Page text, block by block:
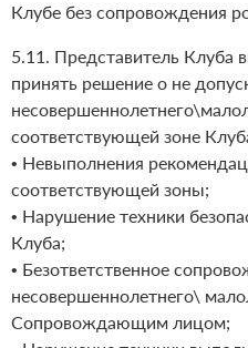
Клубе без сопровождения
5.11. Представитель Клуба
принять решение о не
соответствующей зоне
• Невыполнения
соответствующей зоны;
• Нарушение техники
Клуба;
• Безответственное
несовершеннолетнего\
Сопровождающим лицом;